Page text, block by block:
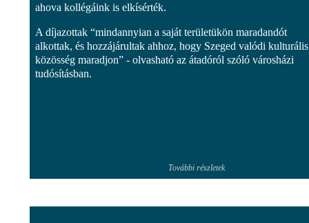
ahova kollégáink is elkísérték.
A díjazottak “mindannyian a saját területükön maradandót
alkottak, és hozzájárultak ahhoz, hogy Szeged valódi kulturális
közösség maradjon” - olvasható az átadóról szóló városházi
tudósításban.
További részletek